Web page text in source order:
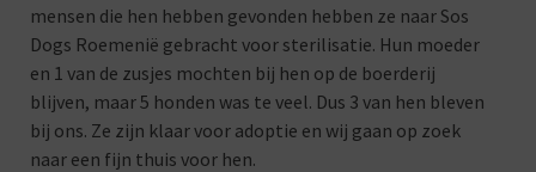
mensen die hen hebben gevonden hebben ze naar Sos
Dogs Roemenië gebracht voor sterilisatie. Hun moeder
en 1 van de zusjes mochten bij hen op de boerderij
blijven, maar 5 honden was te veel. Dus 3 van hen bleven
bij ons. Ze zijn klaar voor adoptie en wij gaan op zoek
naar een fijn thuis voor hen.